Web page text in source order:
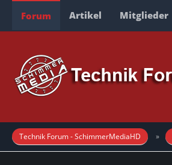
Forum Artikel Mitglieder
Technik Forum - SchimmerMediaHD